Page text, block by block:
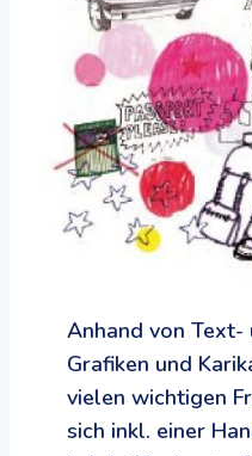
Anhand von
Grafiken und
vielen wichtigen
sich inkl. einer